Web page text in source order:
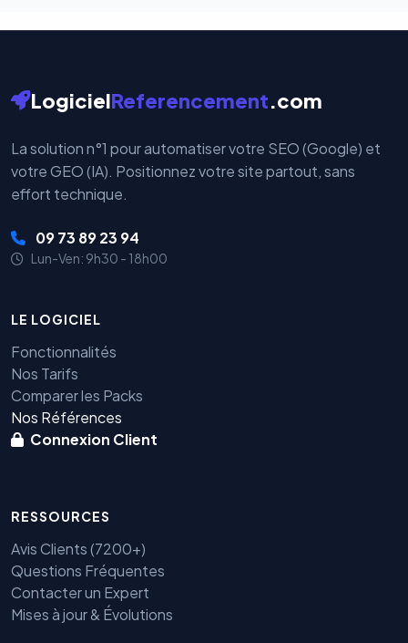
LogicielReferencement.com
La solution n°1 pour automatiser votre SEO (Google) et
votre GEO (IA). Positionnez votre site partout, sans
effort technique.
09 73 89 23 94
Lun-Ven: 9h30 - 18h00
LE LOGICIEL
Fonctionnalités
Nos Tarifs
Comparer les Packs
Nos Références
Connexion Client
RESSOURCES
Avis Clients (7200+)
Questions Fréquentes
Contacter un Expert
Mises à jour & Évolutions